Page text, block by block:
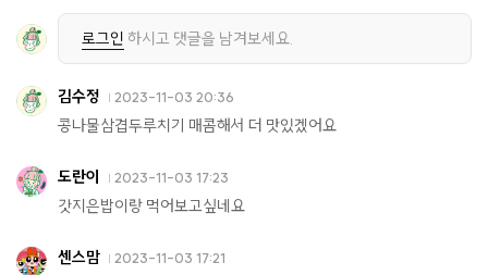
로그인 하시고 댓글을 남겨보세요.
김수정 2023-11-03 20:36
콩나물삼겹두루치기 매콤해서 더 맛있겠어요
도란이 2023-11-03 17:23
갓지은밥이랑 먹어보고싶네요
센스맘 2023-11-03 17:21